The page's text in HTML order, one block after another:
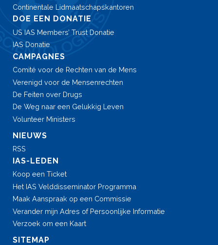
Continentale Lidmaatschaps­kantoren
DOE EEN DONATIE
US IAS Members’ Trust Donatie
IAS Donatie
CAMPAGNES
Comité voor de Rechten van de Mens
Verenigd voor de Mensenrechten
De Feiten over Drugs
De Weg naar een Gelukkig Leven
Volunteer Ministers
NIEUWS
RSS
IAS-LEDEN
Koop een Ticket
Het IAS Velddisseminator Programma
Maak Aanspraak op een Commissie
Verander mijn Adres of Persoonlijke Informatie
Verzoek om een Kaart
SITEMAP